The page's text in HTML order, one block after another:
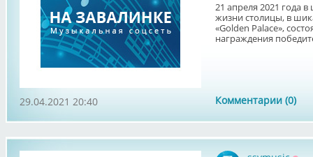
21 апреля 2021 года
жизни столицы, в
«Golden Palace»,
награждения
Комментарии (0)
29.04.2021 20:40